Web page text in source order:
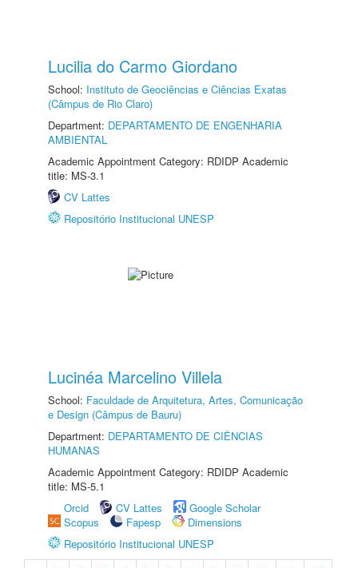
Lucilia do Carmo Giordano
School: Instituto de Geociências e Ciências Exatas
(Câmpus de Rio Claro)
Department: DEPARTAMENTO DE ENGENHARIA
AMBIENTAL
Academic Appointment Category: RDIDP Academic
title: MS-3.1
CV Lattes
Repositório Institucional UNESP
Lucinéa Marcelino Villela
School: Faculdade de Arquitetura, Artes, Comunicação
e Design (Câmpus de Bauru)
Department: DEPARTAMENTO DE CIÊNCIAS
HUMANAS
Academic Appointment Category: RDIDP Academic
title: MS-5.1
Orcid
CV Lattes
Google Scholar
Scopus
Fapesp
Dimensions
Repositório Institucional UNESP